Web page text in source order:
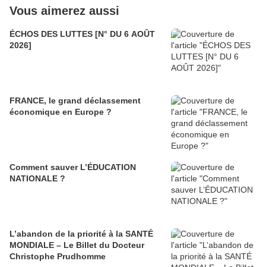
Vous aimerez aussi
ÉCHOS DES LUTTES [N° DU 6 AOÛT
2026]
FRANCE, le grand déclassement
économique en Europe ?
Comment sauver L’ÉDUCATION
NATIONALE ?
L’abandon de la priorité à la SANTÉ
MONDIALE – Le Billet du Docteur
Christophe Prudhomme